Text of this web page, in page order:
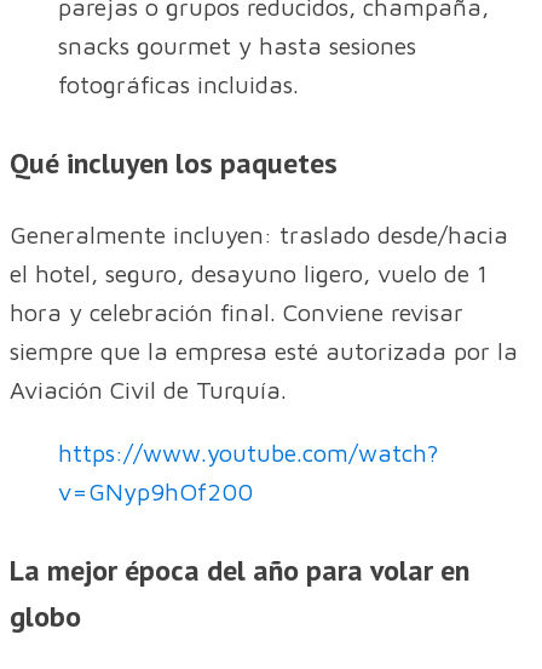
parejas o grupos reducidos, champaña,
snacks gourmet y hasta sesiones
fotográficas incluidas.
Qué incluyen los paquetes
Generalmente incluyen: traslado desde/hacia
el hotel, seguro, desayuno ligero, vuelo de 1
hora y celebración final. Conviene revisar
siempre que la empresa esté autorizada por la
Aviación Civil de Turquía.
https://www.youtube.com/watch?
v=GNyp9hOf200
La mejor época del año para volar en
globo